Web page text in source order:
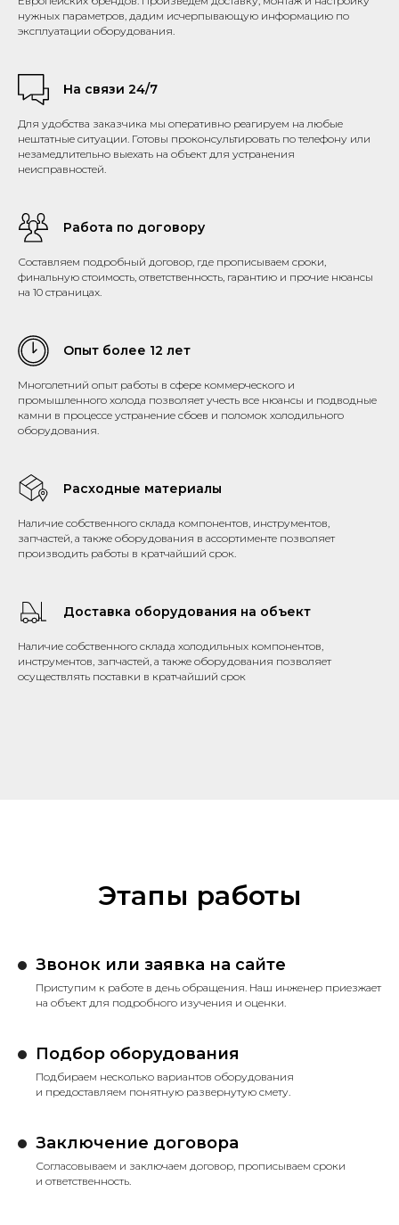
нужных параметров, дадим исчерпывающую информацию по
эксплуатации оборудования.
На связи 24/7
Для удобства заказчика мы оперативно реагируем на любые
нештатные ситуации. Готовы проконсультировать по телефону или
незамедлительно выехать на объект для устранения
неисправностей.
Работа по договору
Составляем подробный договор, где прописываем сроки,
финальную стоимость, ответственность, гарантию и прочие нюансы
на 10 страницах.
Опыт более 12 лет
Многолетний опыт работы в сфере коммерческого и
промышленного холода позволяет учесть все нюансы и подводные
камни в процессе устранение сбоев и поломок холодильного
оборудования.
Расходные материалы
Наличие собственного склада компонентов, инструментов,
запчастей, а также оборудования в ассортименте позволяет
производить работы в кратчайший срок.
Доставка оборудования на объект
Наличие собственного склада холодильных компонентов,
инструментов, запчастей, а также оборудования позволяет
осуществлять поставки в кратчайший срок
Этапы работы
Звонок или заявка на сайте
Приступим к работе в день обращения. Наш инженер приезжает
на объект для подробного изучения и оценки.
Подбор оборудования
Подбираем несколько вариантов оборудования
и предоставляем понятную развернутую смету.
Заключение договора
Согласовываем и заключаем договор, прописываем сроки
и ответственность.